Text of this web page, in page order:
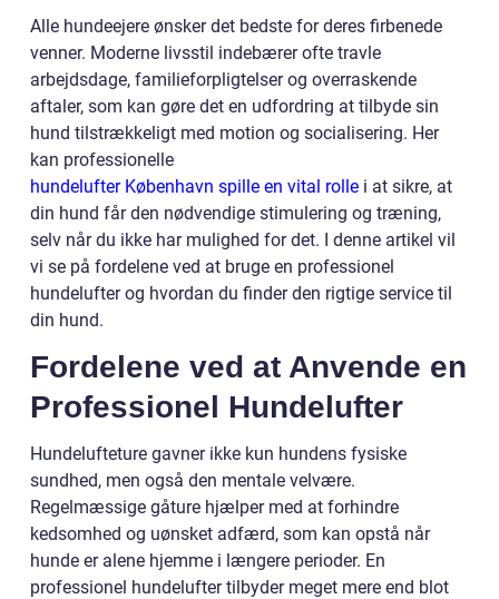
Alle hundeejere ønsker det bedste for deres firbenede
venner. Moderne livsstil indebærer ofte travle
arbejdsdage, familieforpligtelser og overraskende
aftaler, som kan gøre det en udfordring at tilbyde sin
hund tilstrækkeligt med motion og socialisering. Her
kan professionelle
hundelufter København spille en vital rolle i at sikre, at
din hund får den nødvendige stimulering og træning,
selv når du ikke har mulighed for det. I denne artikel vil
vi se på fordelene ved at bruge en professionel
hundelufter og hvordan du finder den rigtige service til
din hund.
Fordelene ved at Anvende en
Professionel Hundelufter
Hundelufteture gavner ikke kun hundens fysiske
sundhed, men også den mentale velvære.
Regelmæssige gåture hjælper med at forhindre
kedsomhed og uønsket adfærd, som kan opstå når
hunde er alene hjemme i længere perioder. En
professionel hundelufter tilbyder meget mere end blot